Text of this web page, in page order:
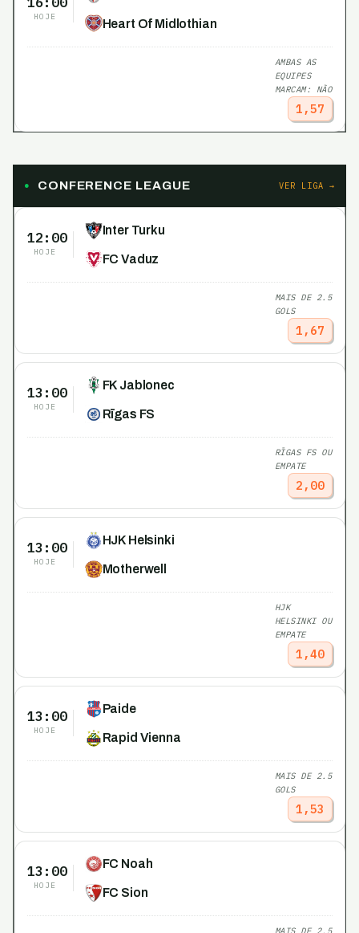
HOJE
Heart Of Midlothian
AMBAS AS
EQUIPES
MARCAM: NÃO
1,57
CONFERENCE LEAGUE VER LIGA →
12:00
HOJE
Inter Turku
FC Vaduz
MAIS DE 2.5
GOLS
1,67
13:00
HOJE
FK Jablonec
Rīgas FS
RĪGAS FS OU
EMPATE
2,00
13:00
HOJE
HJK Helsinki
Motherwell
HJK
HELSINKI OU
EMPATE
1,40
13:00
HOJE
Paide
Rapid Vienna
MAIS DE 2.5
GOLS
1,53
13:00
HOJE
FC Noah
FC Sion
MAIS DE 2.5